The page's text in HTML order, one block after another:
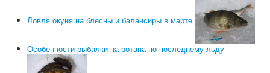
Ловля окуня на блесны и балансиры в марте
Особенности рыбалки на ротана по последнему льду